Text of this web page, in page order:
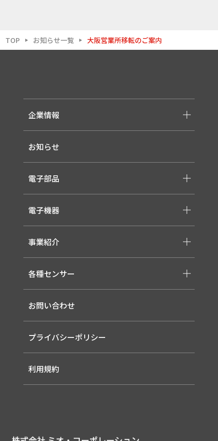
TOP ▶ お知らせ一覧 ▶ 大阪営業所移転のご案内
企業情報
-メッセージ・理念
-会社概要
-採用情報
お知らせ
電子部品
-スイッチ ・ジャック ・コネクタ・LED
-ケーブル・ハーネス・FFC
-医療用 ACアダプター
-各種モジュール
-取り扱いメーカー一覧
電子機器
-低温用LED照明
-直管形LEDランプ
-高天井LED
-LED信号灯
-ソーラー式LED 照明灯
-ルーター（LTE / Wi-Fiルーター）
事業紹介
-サービス概要
-事業領域
-EMS
各種センサー
-バイタルセンサー
-AIセンサー
お問い合わせ
プライバシーポリシー
利用規約